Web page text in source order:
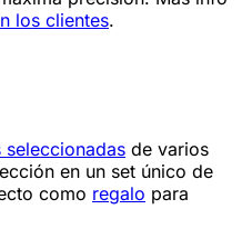
los clientes.
seleccionadas de varios
en un set único de
como regalo para